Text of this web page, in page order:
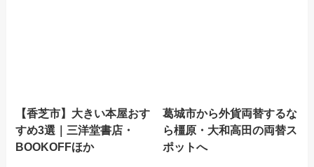
【香芝市】大きい本屋おす
すめ3選｜三洋堂書店・
BOOKOFFほか
葛城市から外貨両替するな
ら橿原・大和高田の両替ス
ポットへ